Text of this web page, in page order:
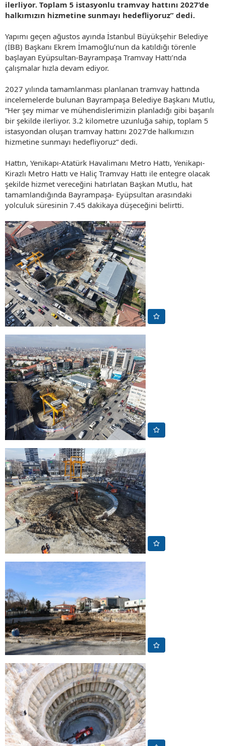
ilerliyor. Toplam 5 istasyonlu tramvay hattını 2027’de
halkımızın hizmetine sunmayı hedefliyoruz” dedi.
Yapımı geçen ağustos ayında İstanbul Büyükşehir Belediye
(İBB) Başkanı Ekrem İmamoğlu’nun da katıldığı törenle
başlayan Eyüpsultan-Bayrampaşa Tramvay Hattı’nda
çalışmalar hızla devam ediyor.
2027 yılında tamamlanması planlanan tramvay hattında
incelemelerde bulunan Bayrampaşa Belediye Başkanı Mutlu,
“Her şey mimar ve mühendislerimizin planladığı gibi başarılı
bir şekilde ilerliyor. 3.2 kilometre uzunluğa sahip, toplam 5
istasyondan oluşan tramvay hattını 2027’de halkımızın
hizmetine sunmayı hedefliyoruz” dedi.
Hattın, Yenikapı-Atatürk Havalimanı Metro Hattı, Yenikapı-
Kirazlı Metro Hattı ve Haliç Tramvay Hattı ile entegre olacak
şekilde hizmet vereceğini hatırlatan Başkan Mutlu, hat
tamamlandığında Bayrampaşa- Eyüpsultan arasındaki
yolculuk süresinin 7.45 dakikaya düşeceğini belirtti.